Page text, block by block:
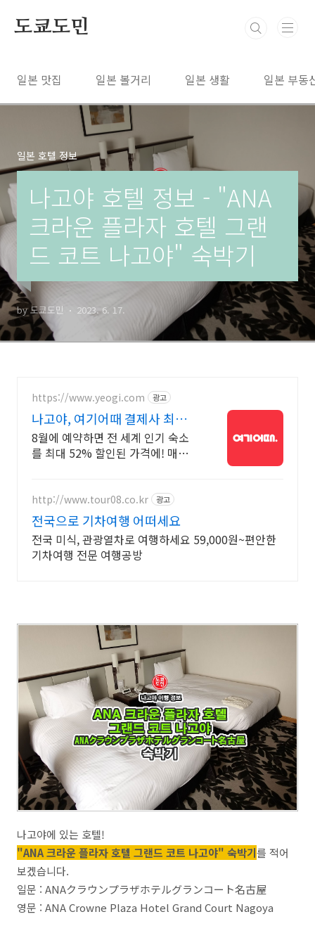
도쿄도민
일본 맛집 일본 볼거리 일본 생활 일본 부동
일본 호텔 정보
나고야 호텔 정보 - "ANA
크라운 플라자 호텔 그랜
드 코트 나고야" 숙박기
by 도쿄도민 2023. 6. 17.
https://www.yeogi.com 광고
나고야, 여기어때 결제사 최대 2
만원 추가할인
8월에 예약하면 전 세계 인기 숙소
를 최대 52% 할인된 가격에! 매주
http://www.tour08.co.kr 광고
전국으로 기차여행 어떠세요
전국 미식, 관광열차로 여행하세요 59,000원~편안한
기차여행 전문 여행공방
나고야에 있는 호텔!
"ANA 크라운 플라자 호텔 그랜드 코트 나고야" 숙박기를 적어
보겠습니다.
일문 : ANAクラウンプラザホテルグランコート名古屋
영문 : ANA Crowne Plaza Hotel Grand Court Nagoya